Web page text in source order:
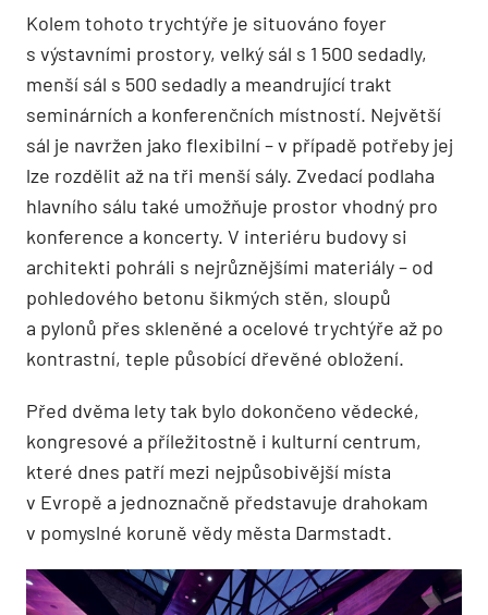
Kolem tohoto trychtýře je situováno foyer
s výstavními prostory, velký sál s 1 500 sedadly,
menší sál s 500 sedadly a meandrující trakt
seminárních a konferenčních místností. Největší
sál je navržen jako flexibilní – v případě potřeby jej
lze rozdělit až na tři menší sály. Zvedací podlaha
hlavního sálu také umožňuje prostor vhodný pro
konference a koncerty. V interiéru budovy si
architekti pohráli s nejrůznějšími materiály – od
pohledového betonu šikmých stěn, sloupů
a pylonů přes skleněné a ocelové trychtýře až po
kontrastní, teple působící dřevěné obložení.
Před dvěma lety tak bylo dokončeno vědecké,
kongresové a příležitostně i kulturní centrum,
které dnes patří mezi nejpůsobivější místa
v Evropě a jednoznačně představuje drahokam
v pomyslné koruně vědy města Darmstadt.